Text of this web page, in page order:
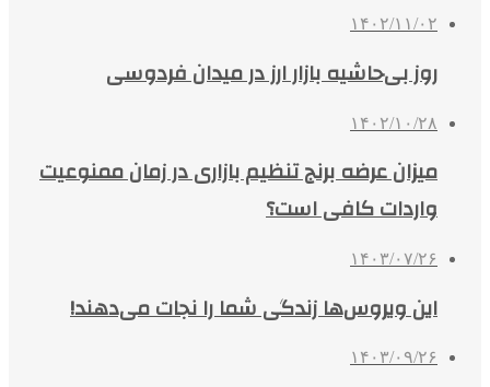
۱۴۰۲/۱۱/۰۲
روز بی‌حاشیه بازار ارز در میدان فردوسی
۱۴۰۲/۱۰/۲۸
میزان عرضه برنج تنظیم بازاری در زمان ممنوعیت
واردات کافی است؟
۱۴۰۳/۰۷/۲۶
این ویروس‌ها زندگی شما را نجات می‌دهند!
۱۴۰۳/۰۹/۲۶